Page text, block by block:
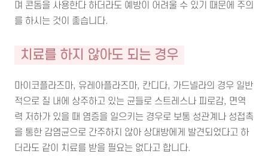
며 콘돔을 사용한다 하더라도 예방이 어려울 수 있기 때문에 주의
를 하시는 것이 좋습니다.
치료를 하지 않아도 되는 경우
마이코플라즈마, 유레아플라즈마, 칸디다, 가드넬라의 경우 일반
적으로 질 내에 상주하고 있는 균들로 스트레스나 피로감, 면역
력 저하가 있을 때 염증을 일으키는 경우로 보통 성관계나 성접촉
을 통한 감염균으로 간주하지 않아 상대방에게 발견되었다고 하
더라도 같이 치료를 받을 필요는 없다고 합니다.